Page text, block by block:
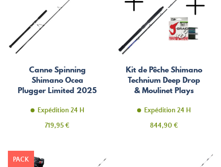
Canne Spinning
Shimano Ocea
Plugger Limited 2025
Expédition 24 H
Prix
719,95 €
Kit de Pêche Shimano
Technium Deep Drop
& Moulinet Plays
Daiwa 1500m
Expédition 24 H
Prix
844,90 €
PACK